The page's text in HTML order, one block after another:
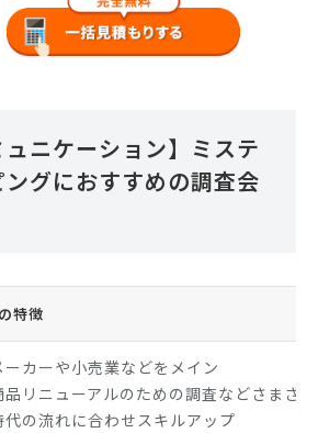
ュニケーション】ミステ
ングにおすすめの調査会
特徴
ーカーや小売業などをメイン
品リニューアルのための調査などさまざ
代の流れに合わせスキルアップ